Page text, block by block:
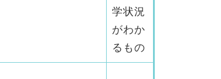
学状況
がわか
るもの